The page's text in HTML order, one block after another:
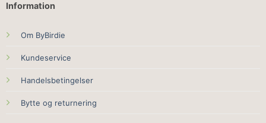
Information
Om ByBirdie
Kundeservice
Handelsbetingelser
Bytte og returnering